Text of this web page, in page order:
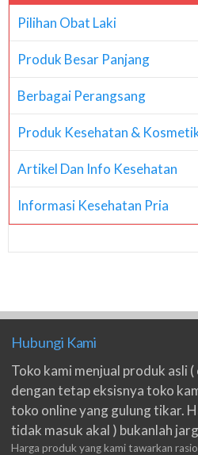
Pilihan Obat Laki
Produk Besar Panjang
Berbagai Perangsang
Produk Kesehatan &
Artikel Dan Info Kesehatan
Informasi Kesehatan Pria
Hubungi Kami
Toko kami menjual produk asli
dengan tetap eksisnya toko
toko online yang gulung tikar.
tidak masuk akal ) bukanlah
Harga produk yang kami tawarkan